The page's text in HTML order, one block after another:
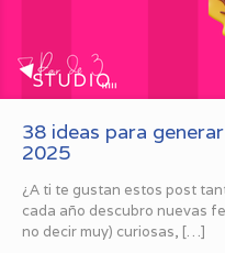
38 ideas para
2025
¿A ti te gustan estos post
cada año descubro nuevas
no decir muy) curiosas, […]